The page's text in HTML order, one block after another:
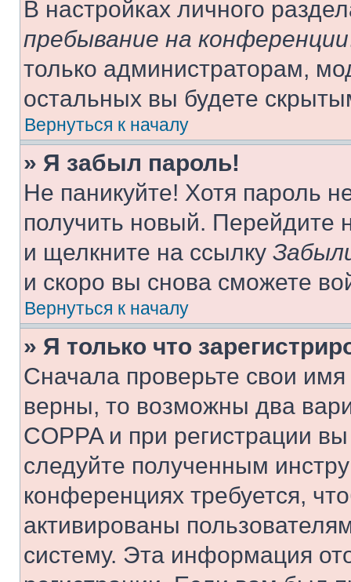
В настройках личного
пребывание на конференции
только администраторам,
остальных вы будете
Вернуться к началу
» Я забыл пароль!
Не паникуйте! Хотя пароль
получить новый. Перейдите
и щелкните на ссылку
и скоро вы снова сможете
Вернуться к началу
» Я только что
Сначала проверьте свои
верны, то возможны два
COPPA и при регистрации
следуйте полученным
конференциях требуется,
активированы
систему. Эта информация